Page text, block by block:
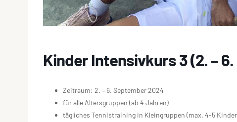
Kinder Intensivkurs 3 (2. –
Zeitraum: 2. – 6. September 2024
für alle Altersgruppen (ab 4 Jahren)
tägliches Tennistraining in Kleingruppen (max. 4-5